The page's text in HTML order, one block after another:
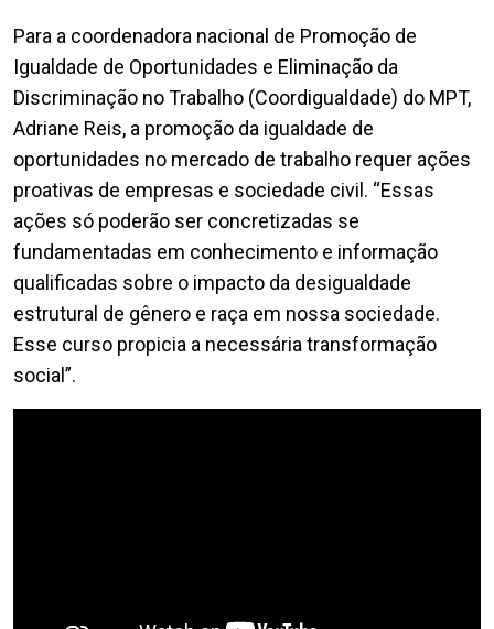
Para a coordenadora nacional de Promoção de
Igualdade de Oportunidades e Eliminação da
Discriminação no Trabalho (Coordigualdade) do MPT,
Adriane Reis, a promoção da igualdade de
oportunidades no mercado de trabalho requer ações
proativas de empresas e sociedade civil. “Essas
ações só poderão ser concretizadas se
fundamentadas em conhecimento e informação
qualificadas sobre o impacto da desigualdade
estrutural de gênero e raça em nossa sociedade.
Esse curso propicia a necessária transformação
social”.